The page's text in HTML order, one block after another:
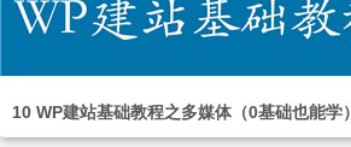
10 WP建站基础教程之多媒体（0基础也能学）